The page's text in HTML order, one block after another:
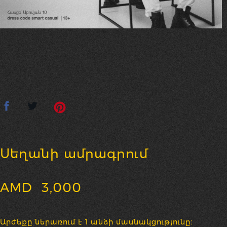
Սեղանի ամրագրում
AMD 3,000
Արժեքը ներառում է 1 անձի մասնակցությունը։